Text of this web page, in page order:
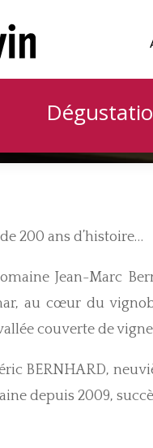
200 ans d’histoire…
Jean-Marc
au cœur du
couverte de
BERNHARD,
depuis 2009,